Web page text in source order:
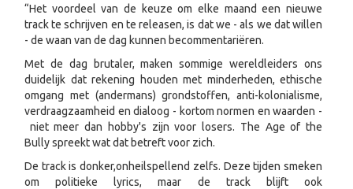
“Het voordeel van de keuze om elke maand een nieuwe
track te schrijven en te releasen, is dat we - als we dat willen
- de waan van de dag kunnen becommentariëren.
Met de dag brutaler, maken sommige wereldleiders ons
duidelijk dat rekening houden met minderheden, ethische
omgang met (andermans) grondstoffen, anti-kolonialisme,
verdraagzaamheid en dialoog - kortom normen en waarden -
niet meer dan hobby's zijn voor losers. The Age of the
Bully spreekt wat dat betreft voor zich.
De track is donker,onheilspellend zelfs. Deze tijden smeken
om politieke lyrics, maar de track blijft ook